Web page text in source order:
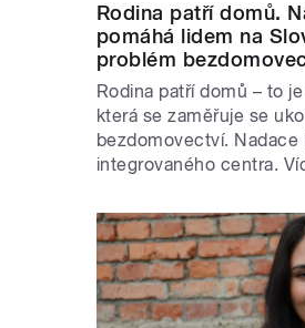
Rodina patří domů.
pomáhá lidem na
problém
Rodina patří domů – to
která se zaměřuje se
bezdomovectví.
integrovaného centra.